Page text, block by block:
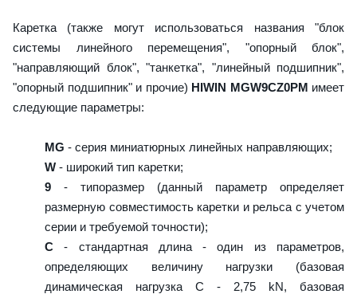
Каретка (также могут использоваться названия "блок
системы линейного перемещения", "опорный блок",
"направляющий блок", "танкетка", "линейный подшипник",
"опорный подшипник" и прочие) HIWIN MGW9CZ0PM имеет
следующие параметры:
MG - серия миниатюрных линейных направляющих;
W - широкий тип каретки;
9 - типоразмер (данный параметр определяет
размерную совместимость каретки и рельса с учетом
серии и требуемой точности);
C - стандартная длина - один из параметров,
определяющих величину нагрузки (базовая
динамическая нагрузка C - 2,75 kN, базовая